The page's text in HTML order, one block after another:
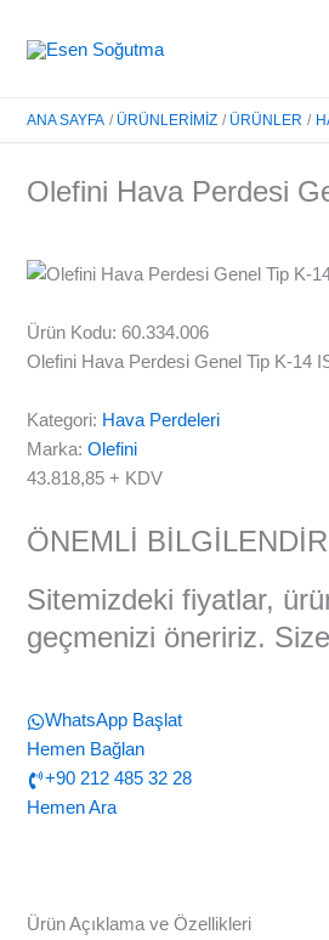
ANA SAYFA ÜRÜNLERIMIZ ÜRÜNLER
Olefini Hava Perdesi
Ürün Kodu: 60.334.006
Olefini Hava Perdesi Genel Tip K-14
Kategori: Hava Perdeleri
Marka: Olefini
43.818,85 + KDV
ÖNEMLİ
Sitemizdeki fiyatlar,
geçmenizi öneririz.
WhatsApp Başlat
Hemen Bağlan
+90 212 485 32 28
Hemen Ara
Ürün Açıklama ve Özellikleri